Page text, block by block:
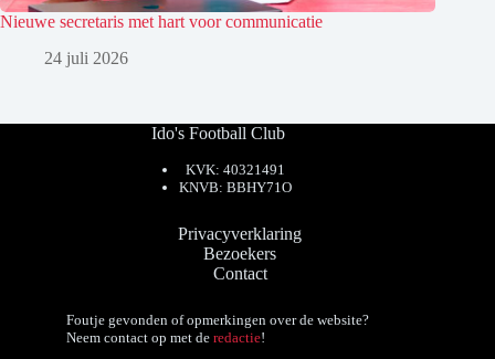
Nieuwe secretaris met hart voor communicatie
24 juli 2026
Ido's Football Club
KVK: 40321491
KNVB: BBHY71O
Privacyverklaring
Bezoekers
Contact
Foutje gevonden of opmerkingen over de website?
Neem contact op met deredactie!